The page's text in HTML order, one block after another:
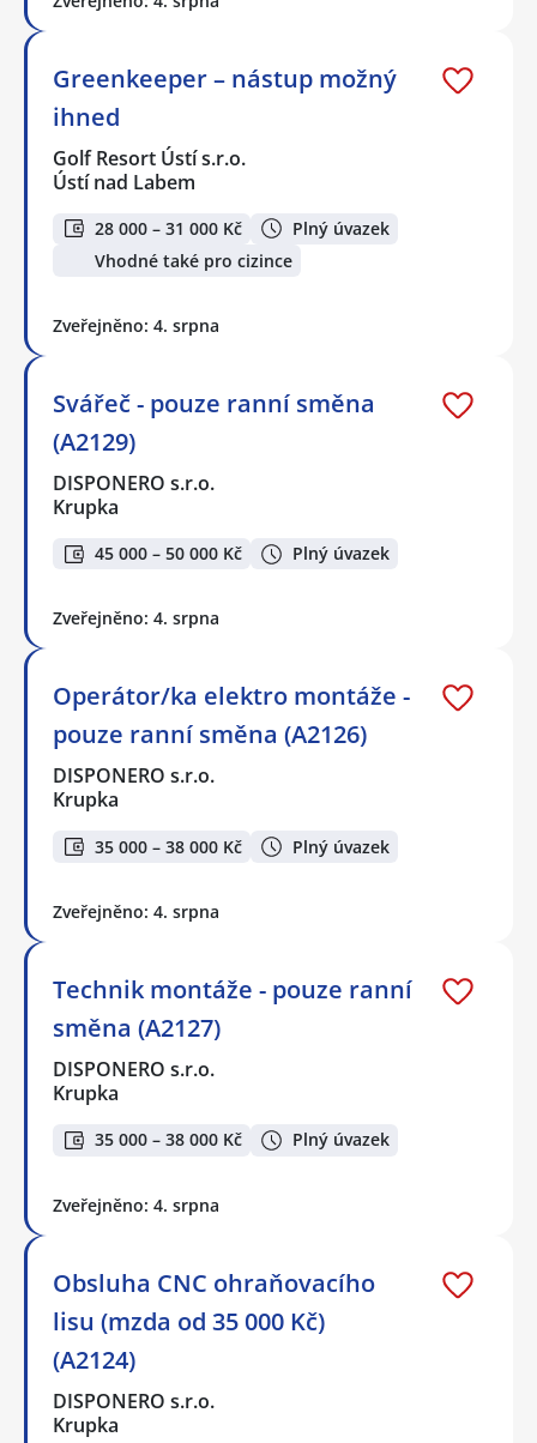
Greenkeeper – nástup možný
ihned
Golf Resort Ústí s.r.o.
Ústí nad Labem
28 000 – 31 000 Kč
Plný úvazek
Vhodné také pro cizince
Zveřejněno: 4. srpna
Svářeč - pouze ranní směna
(A2129)
DISPONERO s.r.o.
Krupka
45 000 – 50 000 Kč Plný úvazek
Zveřejněno: 4. srpna
Operátor/ka elektro montáže -
pouze ranní směna (A2126)
DISPONERO s.r.o.
Krupka
35 000 – 38 000 Kč Plný úvazek
Zveřejněno: 4. srpna
Technik montáže - pouze ranní
směna (A2127)
DISPONERO s.r.o.
Krupka
35 000 – 38 000 Kč Plný úvazek
Zveřejněno: 4. srpna
Obsluha CNC ohraňovacího
lisu (mzda od 35 000 Kč)
(A2124)
DISPONERO s.r.o.
Krupka